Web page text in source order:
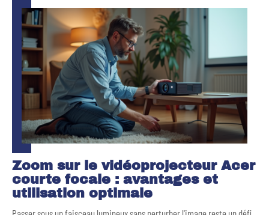
Zoom sur le vidéoprojecteur Acer
courte focale : avantages et
utilisation optimale